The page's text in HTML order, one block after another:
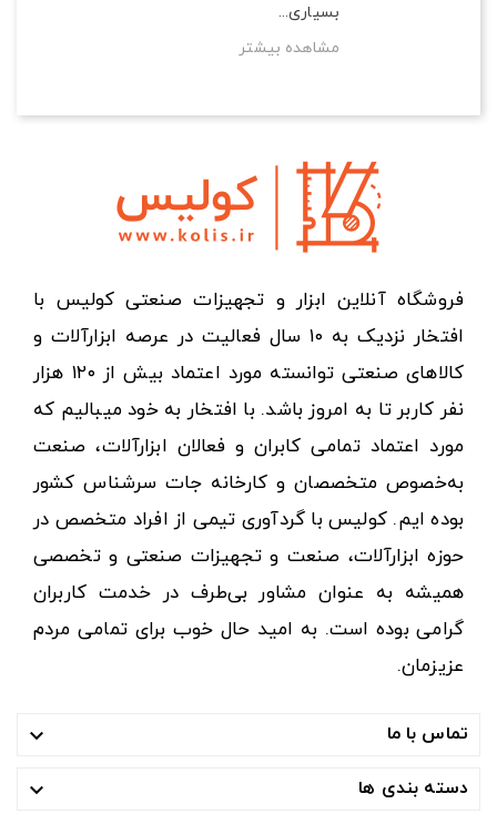
بسیاری...
مشاهده بیشتر
فروشگاه آنلاین ابزار و تجهیزات صنعتی کولیس با
افتخار نزدیک به ۱۰ سال فعالیت در عرصه ابزارآلات و
کالاهای صنعتی توانسته مورد اعتماد بیش از ۱۲۰ هزار
نفر کاربر تا به امروز باشد. با افتخار به خود میبالیم که
مورد اعتماد تمامی کابران و فعالان ابزارآلات، صنعت
به‌خصوص متخصصان و کارخانه جات سرشناس کشور
بوده ایم. کولیس با گردآوری تیمی از افراد متخصص در
حوزه ابزارآلات، صنعت و تجهیزات صنعتی و تخصصی
همیشه به عنوان مشاور بی‌طرف در خدمت کاربران
گرامی بوده است. به امید حال خوب برای تمامی مردم
عزیزمان.
تماس با ما 
دسته بندی ها 